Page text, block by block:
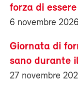
forza di
6 novembre
Giornata di
sano durante
27 novembre